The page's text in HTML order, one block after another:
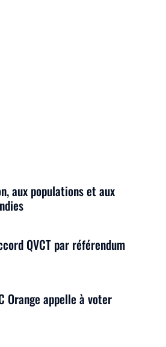
aux populations et aux
QVCT par référendum
Orange appelle à voter